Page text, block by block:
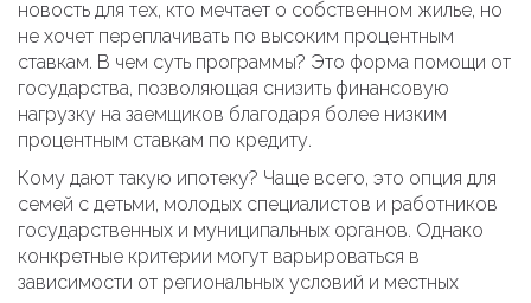
новость для тех, кто мечтает о собственном жилье, но
не хочет переплачивать по высоким процентным
ставкам. В чем суть программы? Это форма помощи от
государства, позволяющая снизить финансовую
нагрузку на заемщиков благодаря более низким
процентным ставкам по кредиту.
Кому дают такую ипотеку? Чаще всего, это опция для
семей с детьми, молодых специалистов и работников
государственных и муниципальных органов. Однако
конкретные критерии могут варьироваться в
зависимости от региональных условий и местных